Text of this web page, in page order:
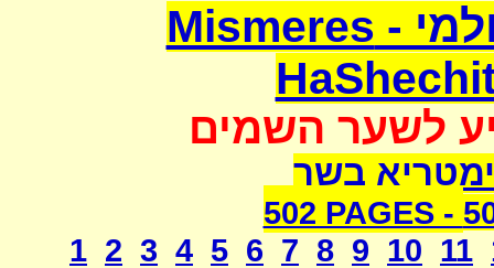
משמרת השחיטה העולמי - Mismeres
לשער השמים
בשר
502 PAGES -
1 2 3 4 5 6 7 8 9 10 11